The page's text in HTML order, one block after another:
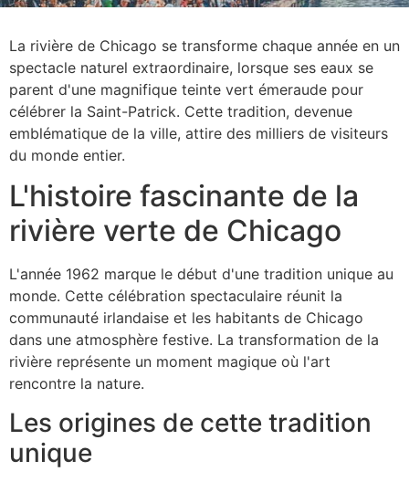
La rivière de Chicago se transforme chaque année en un
spectacle naturel extraordinaire, lorsque ses eaux se
parent d'une magnifique teinte vert émeraude pour
célébrer la Saint-Patrick. Cette tradition, devenue
emblématique de la ville, attire des milliers de visiteurs
du monde entier.
L'histoire fascinante de la
rivière verte de Chicago
L'année 1962 marque le début d'une tradition unique au
monde. Cette célébration spectaculaire réunit la
communauté irlandaise et les habitants de Chicago
dans une atmosphère festive. La transformation de la
rivière représente un moment magique où l'art
rencontre la nature.
Les origines de cette tradition
unique